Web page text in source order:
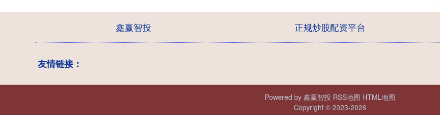
鑫赢智投 正规炒股配资平台
友情链接：
Powered by 鑫赢智投 RSS地图 HTML地图
Copyright © 2023-2026